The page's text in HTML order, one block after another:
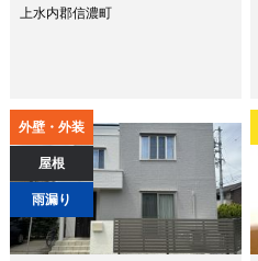
上水内郡信濃町
外壁・外装
屋根
雨漏り